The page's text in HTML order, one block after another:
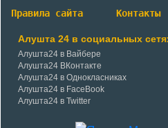
Правила сайта Контакты
Алушта 24 в социальных
Алушта24 в Вайбере
Алушта24 ВКонтакте
Алушта24 в Однокласниках
Алушта24 в FaceBook
Алушта24 в Twitter